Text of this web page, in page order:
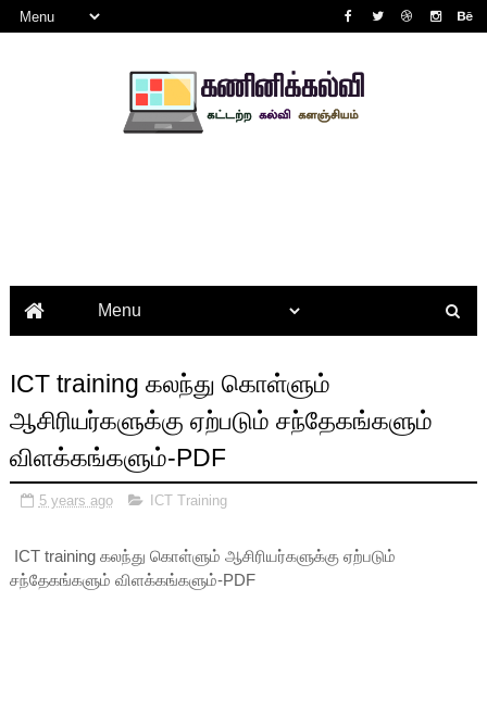
ICT training கலந்து கொள்ளும்
ஆசிரியர்களுக்கு ஏற்படும் சந்தேகங்களும்
விளக்கங்களும்-PDF
5 years ago ICT Training
ICT training கலந்து கொள்ளும் ஆசிரியர்களுக்கு ஏற்படும்
சந்தேகங்களும் விளக்கங்களும்-PDF